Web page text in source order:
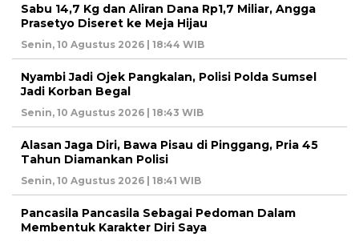
Sabu 14,7 Kg dan Aliran Dana Rp1,7 Miliar, Angga
Prasetyo Diseret ke Meja Hijau
Senin, 10 Agustus 2026 | 18:44 WIB
Nyambi Jadi Ojek Pangkalan, Polisi Polda Sumsel
Jadi Korban Begal
Senin, 10 Agustus 2026 | 18:43 WIB
Alasan Jaga Diri, Bawa Pisau di Pinggang, Pria 45
Tahun Diamankan Polisi
Senin, 10 Agustus 2026 | 18:41 WIB
Pancasila Pancasila Sebagai Pedoman Dalam
Membentuk Karakter Diri Saya